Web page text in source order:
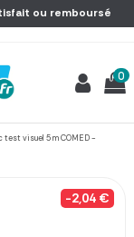
ou remboursé
0
test visuel 5 m COMED -
-2,04 €